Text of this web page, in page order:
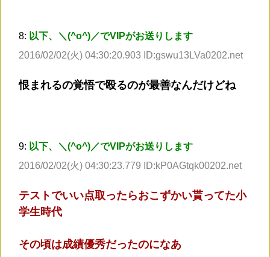
8: 以下、＼(^o^)／でVIPがお送りします
2016/02/02(火) 04:30:20.903 ID:gswu13LVa0202.net
恨まれるの覚悟で殴るのが最善なんだけどね
9: 以下、＼(^o^)／でVIPがお送りします
2016/02/02(火) 04:30:23.779 ID:kP0AGtqk00202.net
テストでいい点取ったらおこずかい貰ってた小
学生時代
その頃は成績優秀だったのになあ